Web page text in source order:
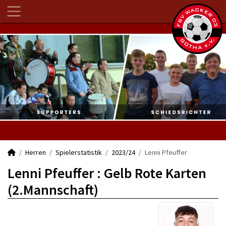
Herren Spielerstatistik 2023/24 Lenni Pfeuffer
Lenni Pfeuffer : Gelb Rote Karten
(2.Mannschaft)